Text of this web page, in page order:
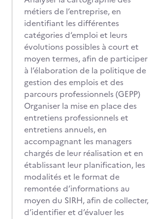
métiers de l’entreprise, en
identifiant les différentes
catégories d‘emploi et leurs
évolutions possibles à court et
moyen termes, afin de participer
à l’élaboration de la politique de
gestion des emplois et des
parcours professionnels (GEPP)
Organiser la mise en place des
entretiens professionnels et
entretiens annuels, en
accompagnant les managers
chargés de leur réalisation et en
établissant leur planification, les
modalités et le format de
remontée d’informations au
moyen du SIRH, afin de collecter,
d’identifier et d’évaluer les